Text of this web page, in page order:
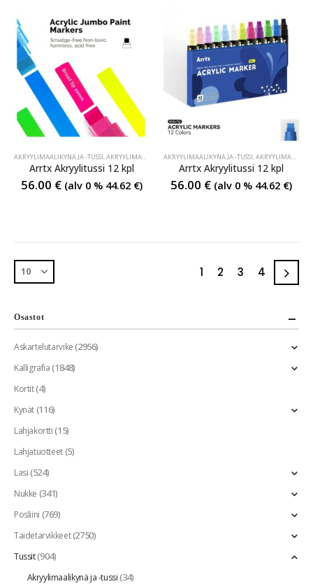
AKRYYLIMAALIKYNÄ JA -TUSSI,AKRYYLIMAALIKYNÄ JA -TUSSI ,AKRYYLIMAALIKYNÄ JA -TUSSI
Arrtx Akryylitussi 12 kpl
56.00 € (alv 0 % 44.62 €)
AKRYYLIMAALIKYNÄ JA -TUSSI,AKRYYLIMAALIKYNÄ JA -TUSSI
Arrtx Akryylitussi 12 kpl
56.00 € (alv 0 % 44.62 €)
1 2 3 4
Osastot
Askartelutarvike(2956)
Kalligrafia(1848)
Kortit(4)
Kynät(116)
Lahjakortti(15)
Lahjatuotteet(5)
Lasi(524)
Nukke (341)
Posliini (769)
Taidetarvikkeet(2750)
Tussit(904)
Akryylimaalikynä ja -tussi(34)